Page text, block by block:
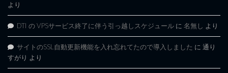
より
DTI の VPSサービス終了に伴う引っ越しスケジュール に 名無し より
サイトのSSL自動更新機能を入れ忘れてたので導入しました に 通り
すがり より